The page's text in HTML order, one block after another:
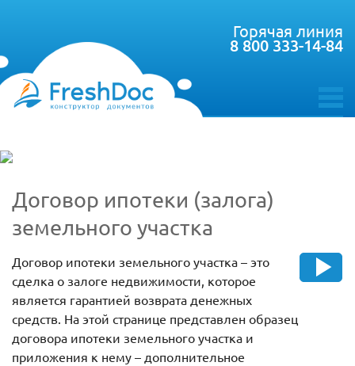
toggle
Горячая линия
8 800 333-14-84
Договор ипотеки (залога)
земельного участка
Договор ипотеки земельного участка – это
сделка о залоге недвижимости, которое
является гарантией возврата денежных
средств. На этой странице представлен образец
договора ипотеки земельного участка и
приложения к нему – дополнительное